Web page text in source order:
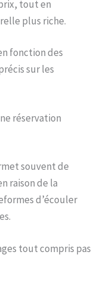
tout en
plus riche.
fonction des
sur les
réservation
souvent de
raison de la
d’écouler
tout compris pas